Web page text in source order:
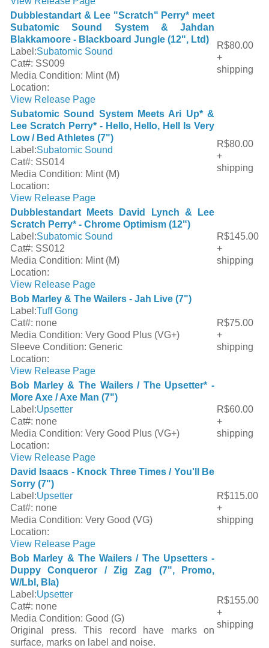
Dubblestandart & Lee "Scratch" Perry* meet
Subatomic Sound System & Jahdan
Blakkamoore - Blackboard Jungle (12", Ltd)
Label:Subatomic Sound
Cat#: SS009
Media Condition: Mint (M)
Location:
View Release Page
R$80.00
+
shipping
Subatomic Sound System Meets Ari Up* &
Lee Scratch Perry* - Hello, Hello, Hell Is Very
Low / Bed Athletes (7")
Label:Subatomic Sound
Cat#: SS014
Media Condition: Mint (M)
Location:
View Release Page
R$80.00
+
shipping
Dubblestandart Meets David Lynch & Lee
Scratch Perry* - Chrome Optimism (12")
Label:Subatomic Sound
Cat#: SS012
Media Condition: Mint (M)
Location:
View Release Page
R$145.00
+
shipping
Bob Marley & The Wailers - Jah Live (7")
Label:Tuff Gong
Cat#: none
Media Condition: Very Good Plus (VG+)
Sleeve Condition: Generic
Location:
View Release Page
R$75.00
+
shipping
Bob Marley & The Wailers / The Upsetter* -
More Axe / Axe Man (7")
Label:Upsetter
Cat#: none
Media Condition: Very Good Plus (VG+)
Location:
View Release Page
R$60.00
+
shipping
David Isaacs - Knock Three Times / You'll Be
Sorry (7")
Label:Upsetter
Cat#: none
Media Condition: Very Good (VG)
Location:
View Release Page
R$115.00
+
shipping
Bob Marley & The Wailers / The Upsetters -
Duppy Conqueror / Zig Zag (7", Promo,
W/Lbl, Bla)
Label:Upsetter
Cat#: none
Media Condition: Good (G)
Original press. This record have marks on
surface, marks on label and noise.
R$155.00
+
shipping